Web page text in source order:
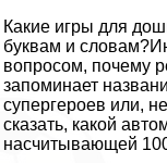
Какие игры для
буквам и
вопросом, почему
запоминает
супергероев или,
сказать, какой
насчитывающей